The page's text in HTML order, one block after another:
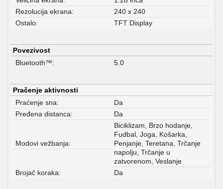
Rezolucija ekrana:
240 x 240
Ostalo:
TFT Display
Povezivost
Bluetooth™:
5.0
Pračenje aktivnosti
Praćenje sna:
Da
Pređena distanca:
Da
Modovi vežbanja:
Biciklizam, Brzo hodanje,
Fudbal, Joga, Košarka,
Penjanje, Teretana, Trčanje
napolju, Trčanje u
zatvorenom, Veslanje
Brojač koraka:
Da